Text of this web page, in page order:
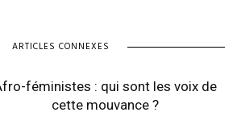
ARTICLES CONNEXES
féministes : qui sont les voix de
cette mouvance ?